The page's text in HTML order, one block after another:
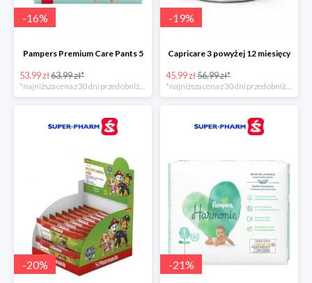
-16%
Pampers Premium Care Pants 5
53.99 zł63.99 zł*
*najniższa cena z 30 dni przed obniżką
-19%
Capricare 3 powyżej 12 miesięcy
45.99 zł56.99 zł*
*najniższa cena z 30 dni przed obniżką
-20% -21%